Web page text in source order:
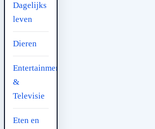
Dagelijks
leven
Dieren
Entertainment
&
Televisie
Eten en